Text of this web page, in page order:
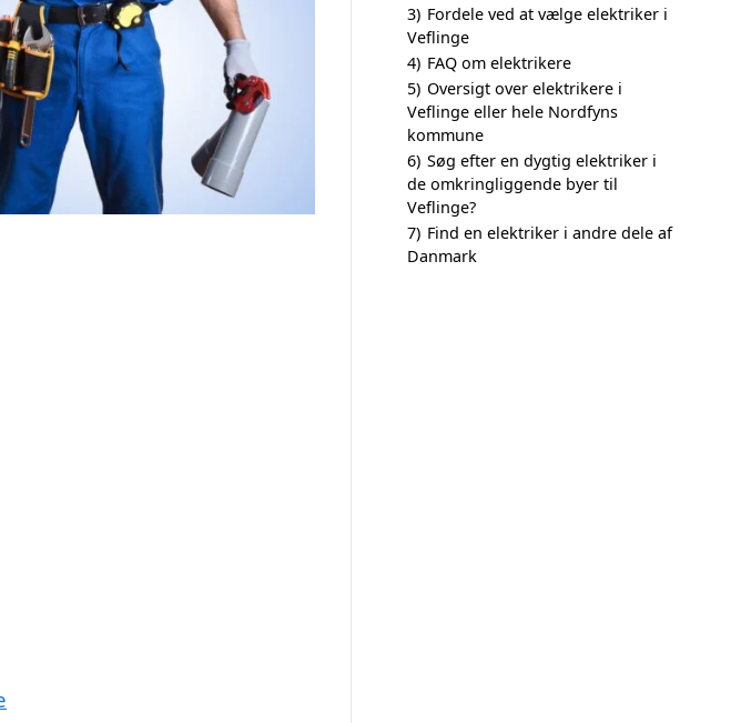
3) Fordele ved at vælge elektriker i
Veflinge
4) FAQ om elektrikere
5) Oversigt over elektrikere i
Veflinge eller hele Nordfyns
kommune
6) Søg efter en dygtig elektriker i
de omkringliggende byer til
Veflinge?
7) Find en elektriker i andre dele af
Danmark